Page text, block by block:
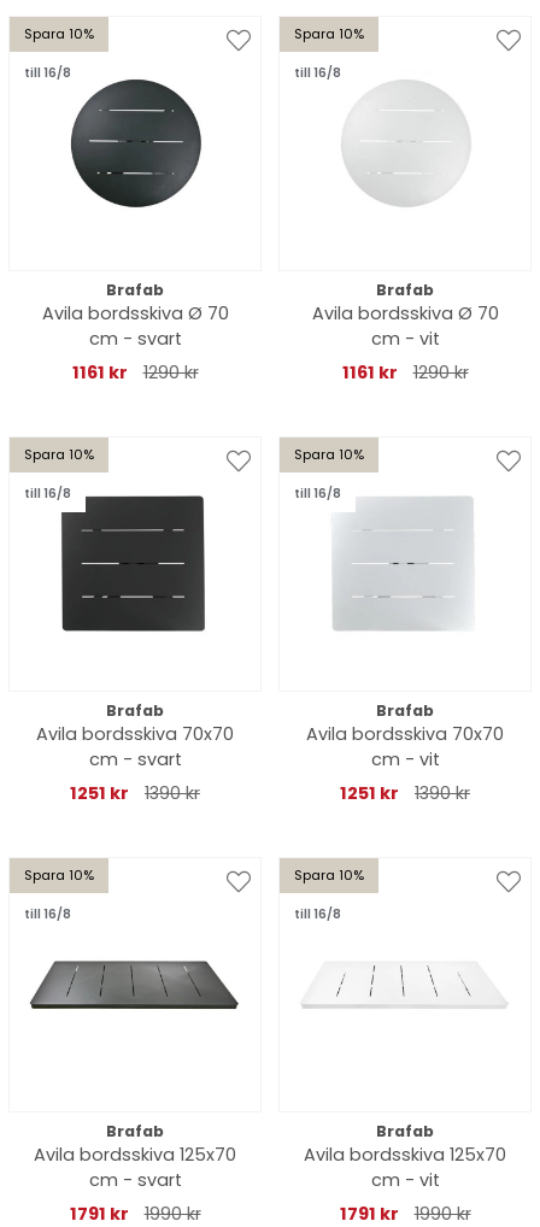
Spara 10%
till 16/8
Brafab
Avila bordsskiva Ø 70
cm - svart
1161 kr
1290 kr
Spara 10%
till 16/8
Brafab
Avila bordsskiva Ø 70
cm - vit
1161 kr
1290 kr
Spara 10%
till 16/8
Brafab
Avila bordsskiva 70x70
cm - svart
1251 kr
1390 kr
Spara 10%
till 16/8
Brafab
Avila bordsskiva 70x70
cm - vit
1251 kr
1390 kr
Spara 10%
till 16/8
Brafab
Avila bordsskiva 125x70
cm - svart
1791 kr
1990 kr
Spara 10%
till 16/8
Brafab
Avila bordsskiva 125x70
cm - vit
1791 kr
1990 kr